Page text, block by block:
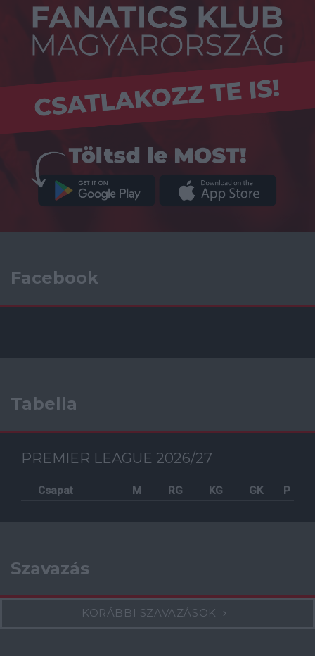
Facebook
Tabella
PREMIER LEAGUE 2026/27
Csapat M RG KG GK P
Szavazás
KORÁBBI SZAVAZÁSOK